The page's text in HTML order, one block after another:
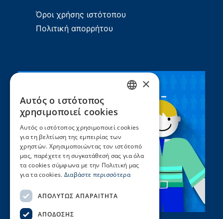
Όροι χρήσης ιστότοπου
Πολιτική απορρήτου
Συνεργασία ΣEEN –
UNICEF
×
Αυτός ο ιστότοπος
χρησιμοποιεί cookies
Αυτός ο ιστότοπος χρησιμοποιεί cookies
για τη βελτίωση της εμπειρίας των
χρηστών. Χρησιμοποιώντας τον ιστότοπό
μας, παρέχετε τη συγκατάθεσή σας για όλα
τα cookies σύμφωνα με την Πολιτική μας
για τα cookies. Διαβάστε περισσότερα
ΑΠΟΛΎΤΩΣ ΑΠΑΡΑΊΤΗΤΑ
ΑΠΌΔΟΣΗΣ